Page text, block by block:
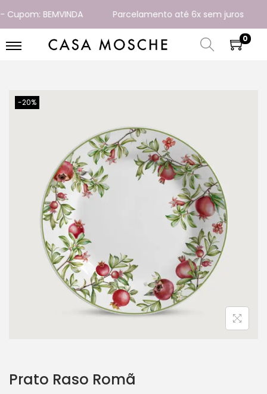
BEMVINDA Parcelamento até 6x sem juros
0
-20%
Prato Raso Romã